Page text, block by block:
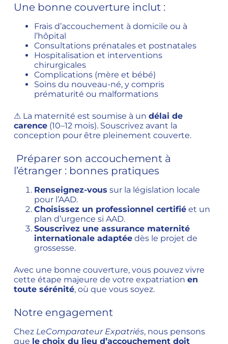
Une bonne couverture inclut :
Frais d’accouchement à domicile ou à
l’hôpital
Consultations prénatales et postnatales
Hospitalisation et interventions
chirurgicales
Complications (mère et bébé)
Soins du nouveau-né, y compris
prématurité ou malformations
⚠ La maternité est soumise à un délai de
carence(10–12 mois). Souscrivez avant la
conception pour être pleinement couverte.
Préparer son accouchement à
l’étranger : bonnes pratiques
Renseignez-vous sur la législation locale
pour l’AAD.
Choisissez un professionnel certifiéet un
plan d’urgence si AAD.
Souscrivez une assurance maternité
internationale adaptéedès le projet de
grossesse.
Avec une bonne couverture, vous pouvez vivre
cette étape majeure de votre expatriation en
toute sérénité, où que vous soyez.
Notre engagement
Chez LeComparateur Expatriés, nous pensons
que le choix du lieu d’accouchement doit